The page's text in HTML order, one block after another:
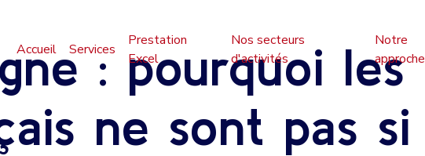
Accueil Services
Prestation
Excel
Nos secteurs
d'activités
Notre
approche
: pourquoi les
ne sont pas si